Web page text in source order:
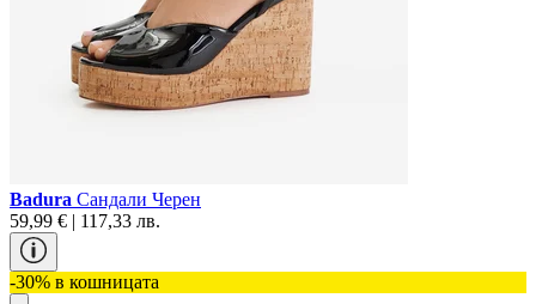
Badura Сандали Черен
59,99 € | 117,33 лв.
-30% в кошницата